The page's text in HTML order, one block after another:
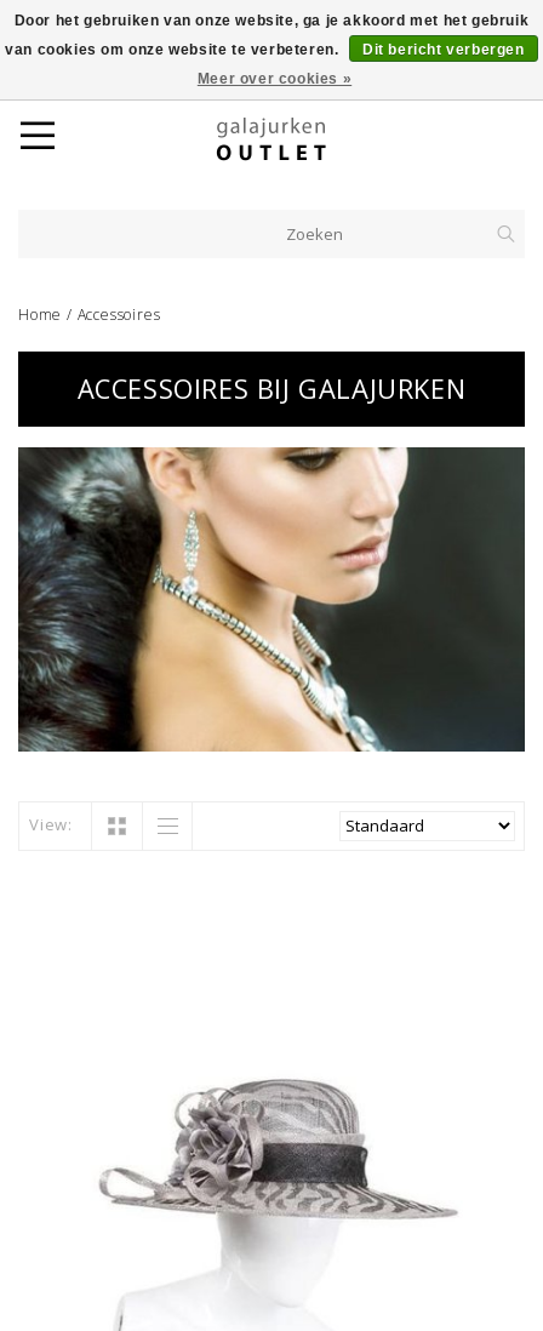
Home / Accessoires
ACCESSOIRES BIJ GALAJURKEN
View:
Door het gebruiken van onze website, ga je akkoord met het gebruik
van cookies om onze website te verbeteren.
Dit bericht verbergen
Meer over cookies »